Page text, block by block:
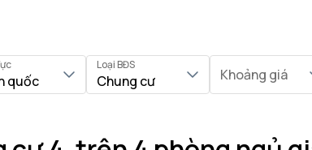
quốc
Loại BĐS
Chung cư Khoảng giá